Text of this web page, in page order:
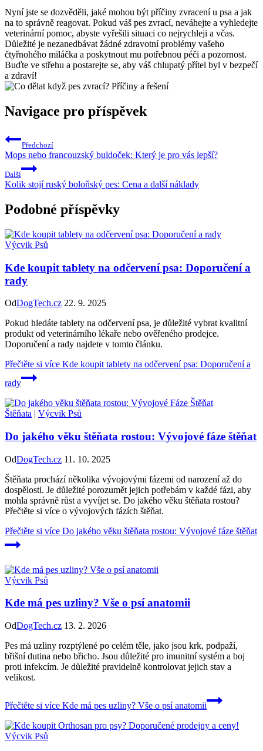
Nyní jste se dozvěděli, jaké mohou být příčiny zvracení u psa a jak
na to správně reagovat. Pokud váš pes zvrací, neváhejte a vyhledejte
veterinární pomoc, abyste vyřešili situaci co nejrychleji a včas.
Důležité je nezanedbávat žádné zdravotní problémy vašeho
čtyřnohého miláčka a poskytnout mu potřebnou péči a pozornost.
Buďte ve střehu a postarejte se, aby váš chlupatý přítel byl v bezpečí
a zdraví!
Navigace pro příspěvek
Předchozí
Mops nebo francouzský buldoček: Který je pro vás lepší?
Další
Kolik stojí ruský boloňský pes: Cena a další náklady
Podobné příspěvky
Výcvik Psů
Kde koupit tablety na odčervení psa: Doporučení a
rady
OdDogTech.cz 22. 9. 2025
Pokud hledáte tablety na odčervení psa, je důležité vybrat kvalitní
produkt od veterinárního lékaře nebo ověřeného prodejce.
Doporučení a rady najdete v tomto článku.
Přečtěte si více Kde koupit tablety na odčervení psa: Doporučení a
rady
Štěňata | Výcvik Psů
Do jakého věku štěňata rostou: Vývojové fáze štěňat
OdDogTech.cz 11. 10. 2025
Štěňata prochází několika vývojovými fázemi od narození až do
dospělosti. Je důležité porozumět jejich potřebám v každé fázi, aby
mohla správně růst a vyvíjet se. Do jakého věku štěňata rostou?
Přečtěte si více o vývojových fázích štěňat.
Přečtěte si více Do jakého věku štěňata rostou: Vývojové fáze štěňat
Výcvik Psů
Kde má pes uzliny? Vše o psí anatomii
OdDogTech.cz 13. 2. 2026
Pes má uzliny rozptýlené po celém těle, jako jsou krk, podpaží,
břišní dutina nebo břicho. Jsou důležité pro imunitní systém a boj
proti infekcím. Je důležité pravidelně kontrolovat jejich stav a
velikost.
Přečtěte si více Kde má pes uzliny? Vše o psí anatomii
Výcvik Psů